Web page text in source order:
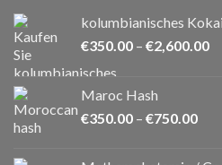
kolumbianisches
€350.00 – €2,600.00
Maroc Hash
€350.00 – €750.00